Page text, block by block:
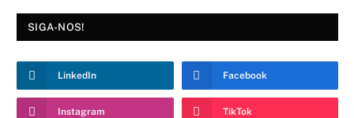
SIGA-NOS!
LinkedIn Facebook
Instagram TikTok